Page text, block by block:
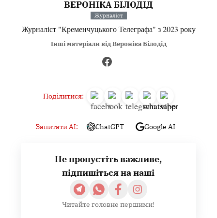
ВЕРОНІКА БІЛОДІД
Журналіст
Журналіст "Кременчуцького Телеграфа" з 2023 року
Інші матеріали від Вероніка Білодід
Поділитися:
Запитати AI: ChatGPT Google AI
Не пропустіть важливе,
підпишіться на наші
Читайте головне першими!